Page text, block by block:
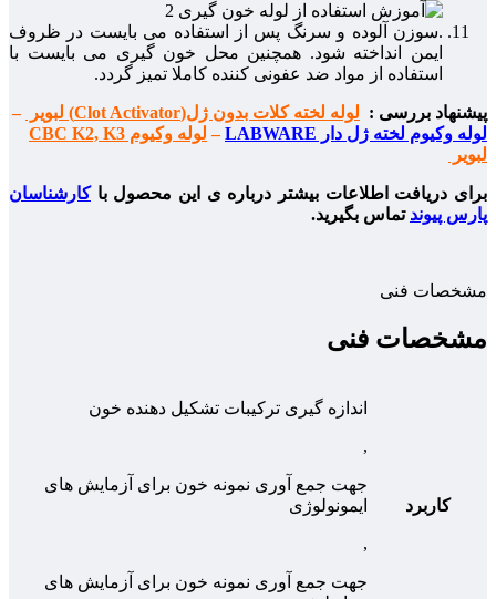
.سوزن آلوده و سرنگ پس از استفاده می بایست در ظروف
ایمن انداخته شود. همچنین محل خون گیری می بایست با
استفاده از مواد ضد عفونی کننده کاملا تمیز گردد.
پیشنهاد بررسی : لوله لخته کلات بدون ژل(Clot Activator) لبویر
–
لوله وکیوم لخته ژل دار LABWARE
–
لوله وکیوم CBC K2, K3
لبویر
برای دریافت اطلاعات بیشتر درباره ی این محصول باکارشناسان
پارس پیوند تماس بگیرید.
مشخصات فنی
مشخصات فنی
کاربرد
اندازه گیری ترکیبات تشکیل دهنده خون
,
جهت جمع آوری نمونه خون برای آزمایش های
ایمونولوژی
,
جهت جمع آوری نمونه خون برای آزمایش های